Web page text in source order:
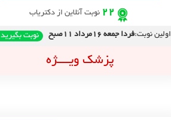
22 نوبت آنلاین از دکتریاب
اولین نوبت:فردا جمعه 16مرداد 11صبح نوبت بگیرید
پزشک ویــــژه